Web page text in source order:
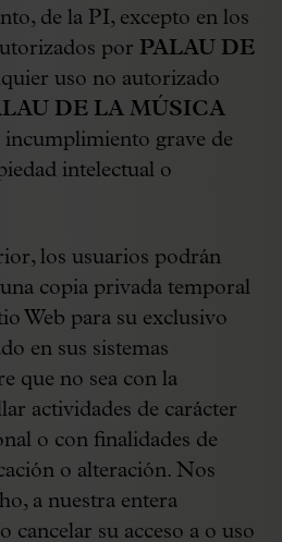
de la PI, excepto en los
por PALAU DE
uso no autorizado
DE LA MÚSICA
incumplimiento grave de
intelectual o
los usuarios podrán
copia privada temporal
Web para su exclusivo
en sus sistemas
que no sea con la
actividades de carácter
o con finalidades de
o alteración. Nos
a nuestra entera
cancelar su acceso a o uso